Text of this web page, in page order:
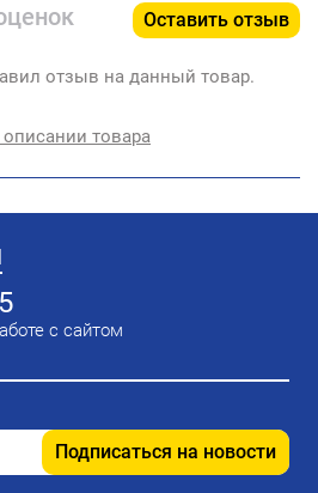
Оставить отзыв
отзыв на данный товар.
товара
с сайтом
Подписаться на новости